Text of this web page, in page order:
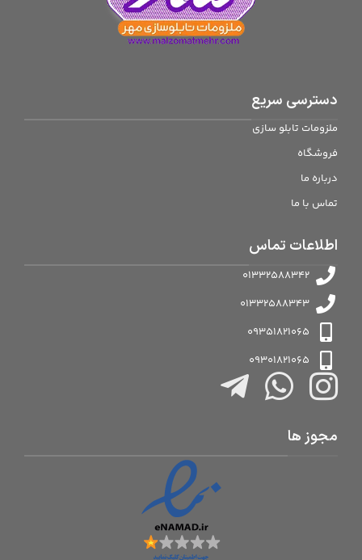
دسترسی سریع
ملزومات تابلو سازی
فروشگاه
درباره ما
تماس با ما
اطلاعات تماس
01332588342
01332588343
09351821065
09301821065
مجوز ها